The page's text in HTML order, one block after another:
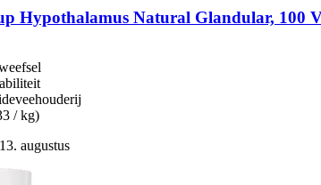
Hypothalamus Natural Glandular, 100
/ kg)
augustus